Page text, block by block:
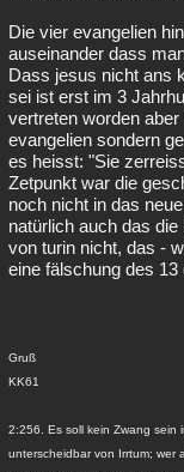
Die vier evangelien
auseinander dass
Dass jesus nicht ans
sei ist erst im 3
vertreten worden
evangelien sondern
es heisst: "Sie
Zetpunkt war die
noch nicht in das
natürlich auch das
von turin nicht, das -
eine fälschung des
Gruß
KK61
2:256. Es soll kein Zwang sein
unterscheidbar von Irrtum; wer